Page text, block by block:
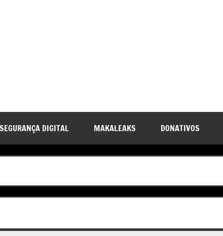
SEGURANÇA DIGITAL MAKALEAKS DONATIVOS